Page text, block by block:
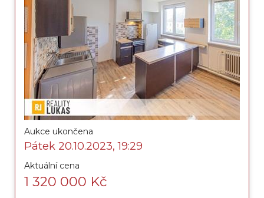
Aukce ukončena
Pátek 20.10.2023, 19:29
Aktuální cena
1 320 000 Kč